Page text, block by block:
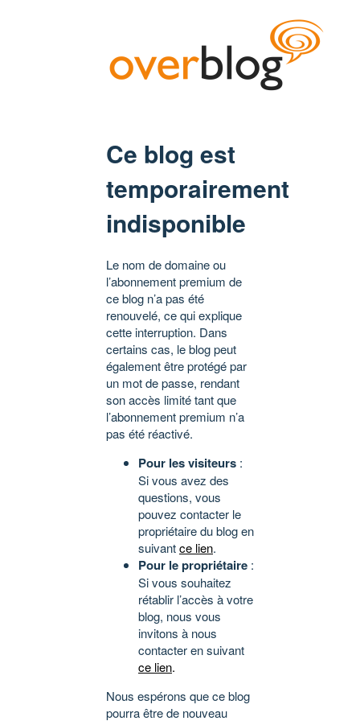
Ce blog est
temporairement
indisponible
Le nom de domaine ou
l’abonnement premium de
ce blog n’a pas été
renouvelé, ce qui explique
cette interruption. Dans
certains cas, le blog peut
également être protégé par
un mot de passe, rendant
son accès limité tant que
l’abonnement premium n’a
pas été réactivé.
Pour les visiteurs :
Si vous avez des
questions, vous
pouvez contacter le
propriétaire du blog en
suivantce lien.
Pour le propriétaire :
Si vous souhaitez
rétablir l’accès à votre
blog, nous vous
invitons à nous
contacter en suivant
ce lien.
Nous espérons que ce blog
pourra être de nouveau